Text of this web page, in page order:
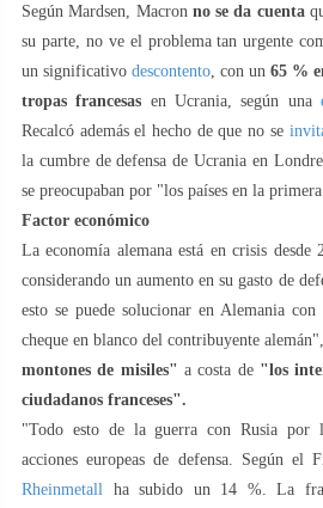
Según Mardsen, Macron no se da cuenta
su parte, no ve el problema tan urgente
un significativo descontento , con un 65 %
tropas francesas en Ucrania, según una
Recalcó además el hecho de que no se
la cumbre de defensa de Ucrania en
se preocupaban por "los países en la
Factor económico
La economía alemana está en crisis
considerando un aumento en su gasto de
esto se puede solucionar en Alemania
cheque en blanco del contribuyente
montones de misiles" a costa de "los
ciudadanos franceses".
"Todo esto de la guerra con Rusia por
acciones europeas de defensa. Según el
Rheinmetall
ha subido un 14 %. La